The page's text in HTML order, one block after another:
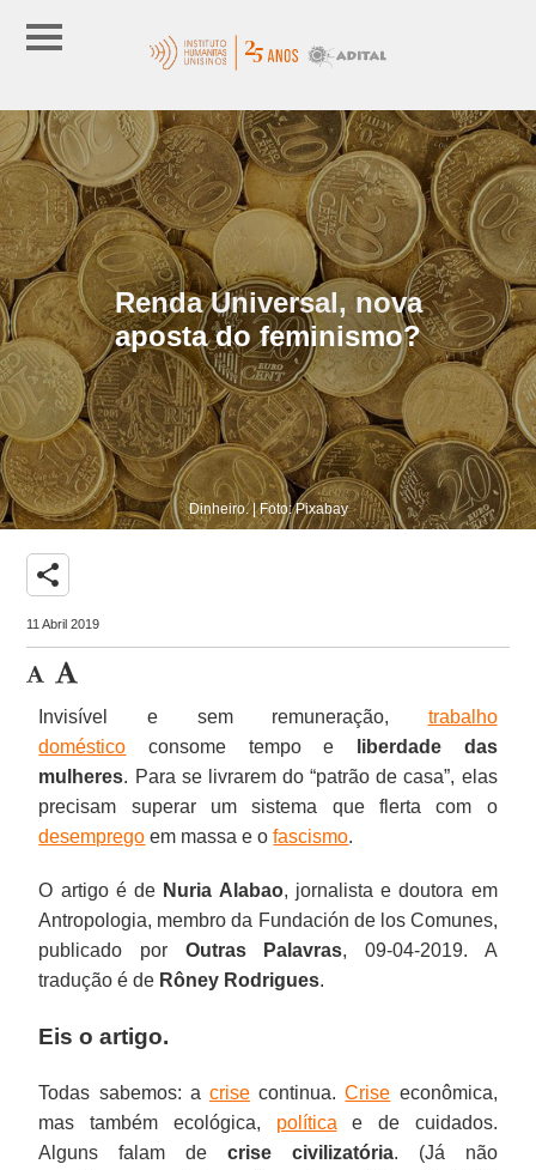
Renda Universal, nova
aposta do feminismo?
Dinheiro. | Foto: Pixabay
share
11 Abril 2019
Invisível e sem remuneração, trabalho
doméstico consome tempo e
liberdade das
mulheres. Para se livrarem do “patrão de casa”, elas
precisam superar um sistema que flerta com o
desemprego em massa e ofascismo.
O artigo é de Nuria Alabao, jornalista e doutora em
Antropologia, membro da Fundación de los Comunes,
publicado por Outras Palavras, 09-04-2019. A
tradução é de Rôney Rodrigues.
Eis o artigo.
Todas sabemos: a crise continua.Crise econômica,
mas também ecológica, política e de cuidados.
Alguns falam de crise civilizatória. (Já não